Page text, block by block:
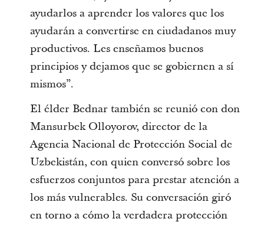
ayudarlos a aprender los valores que los
ayudarán a convertirse en ciudadanos muy
productivos. Les enseñamos buenos
principios y dejamos que se gobiernen a sí
mismos”.
El élder Bednar también se reunió con don
Mansurbek Olloyorov, director de la
Agencia Nacional de Protección Social de
Uzbekistán, con quien conversó sobre los
esfuerzos conjuntos para prestar atención a
los más vulnerables. Su conversación giró
en torno a cómo la verdadera protección